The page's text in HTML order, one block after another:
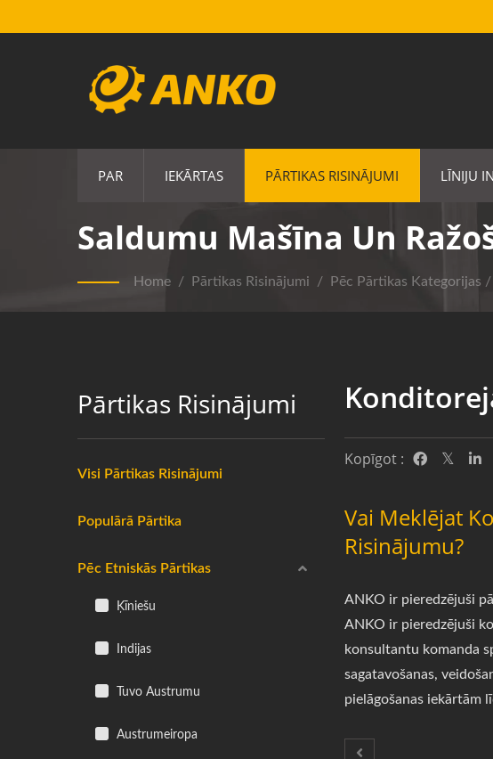
PAR IEKĀRTAS PĀRTIKAS RISINĀJUMI LĪNIJU
Saldumu Mašīna Un
Home / Pārtikas Risinājumi / Pēc Pārtikas Kategorijas /
Pārtikas Risinājumi
Visi Pārtikas Risinājumi
Populārā Pārtika
Pēc Etniskās Pārtikas
Ķīniešu
Indijas
Tuvo Austrumu
Austrumeiropa
Kopīgot :
Vai Meklējat
Risinājumu?
ANKO ir pieredzējuši
ANKO ir pieredzējuši
konsultantu komanda
sagatavošanas,
pielāgošanas iekārtām